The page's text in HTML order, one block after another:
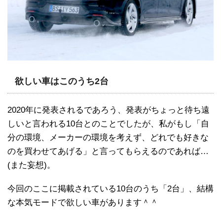
欲しい車はこのうち2台
2020年に発表されるであろう、発表がちょっと待ち遠
しいと言われる10台とのことでしたが、私がもし「自
分の環境、メーカーの環境を考えず、どれでも好きな
のを買わせてあげる」と言ってもらえるのであれば…
(また妄想)。
今回のここに掲載されている10台のうち「2台」、結構
な本気モードで欲しい車があります＾＾